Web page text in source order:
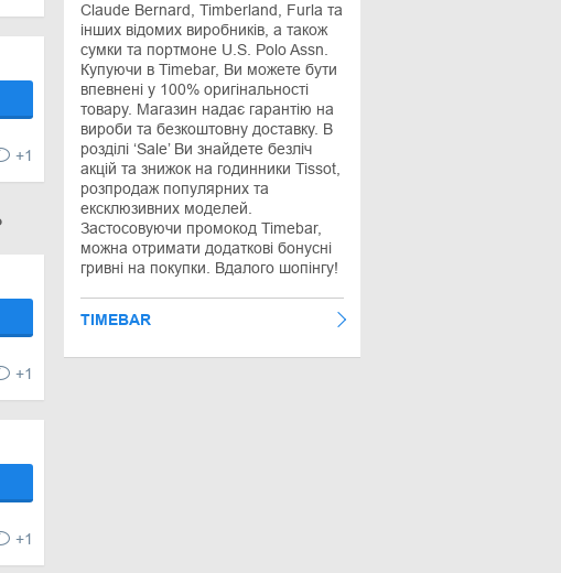
+1
+1
+1
Claude Bernard, Timberland, Furla та
інших відомих виробників, а також
сумки та портмоне U.S. Polo Assn.
Купуючи в Timebar, Ви можете бути
впевнені у 100% оригінальності
товару. Магазин надає гарантію на
вироби та безкоштовну доставку. В
розділі ‘Sale’ Ви знайдете безліч
акцій та знижок на годинники Tissot,
розпродаж популярних та
ексклюзивних моделей.
Застосовуючи промокод Timebar,
можна отримати додаткові бонусні
гривні на покупки. Вдалого шопінгу!
TIMEBAR